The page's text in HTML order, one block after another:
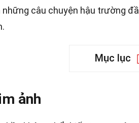
những câu chuyện hậu trường
Mục lục
ảnh